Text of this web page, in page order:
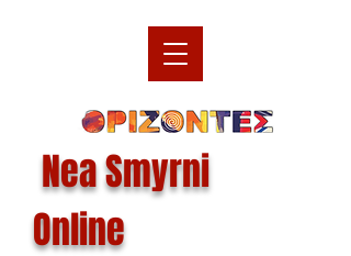
Nea Smyrni
Online